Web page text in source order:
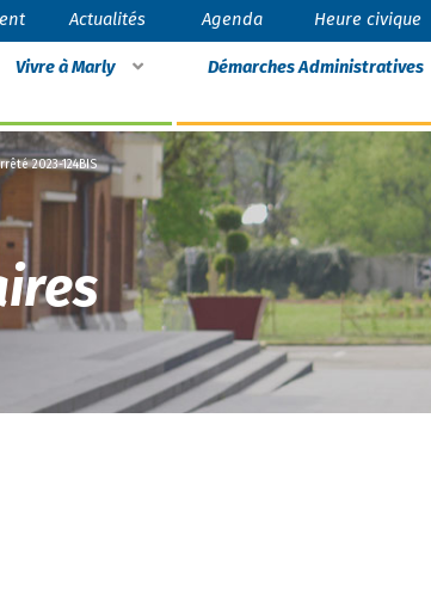
Actualités Agenda Heure civique
Vivre à Marly Démarches Administratives
2023-124BIS